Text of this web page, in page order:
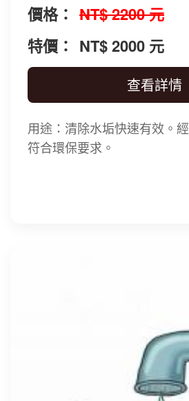
價格： NT$ 2200 元
特價： NT$ 2000 元
查看詳情
用途：清除水垢快速有效。
符合環保要求。